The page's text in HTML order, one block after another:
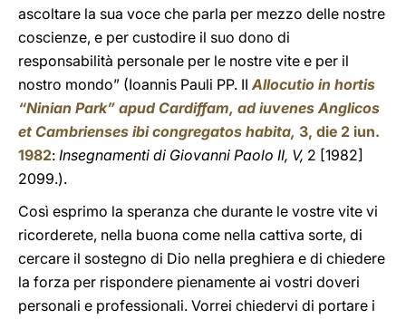
ascoltare la sua voce che parla per mezzo delle nostre
coscienze, e per custodire il suo dono di
responsabilità personale per le nostre vite e per il
nostro mondo” (Ioannis Pauli PP. IIAllocutio in hortis
“Ninian Park” apud Cardiffam, ad iuvenes Anglicos
et Cambrienses ibi congregatos habita, 3, die 2 iun.
1982: Insegnamenti di Giovanni Paolo II, V, 2 [1982]
2099.).
Così esprimo la speranza che durante le vostre vite vi
ricorderete, nella buona come nella cattiva sorte, di
cercare il sostegno di Dio nella preghiera e di chiedere
la forza per rispondere pienamente ai vostri doveri
personali e professionali. Vorrei chiedervi di portare i